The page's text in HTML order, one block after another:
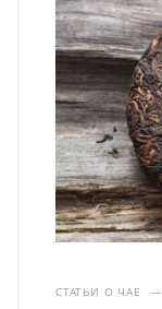
СТАТЬИ О ЧАЕ —